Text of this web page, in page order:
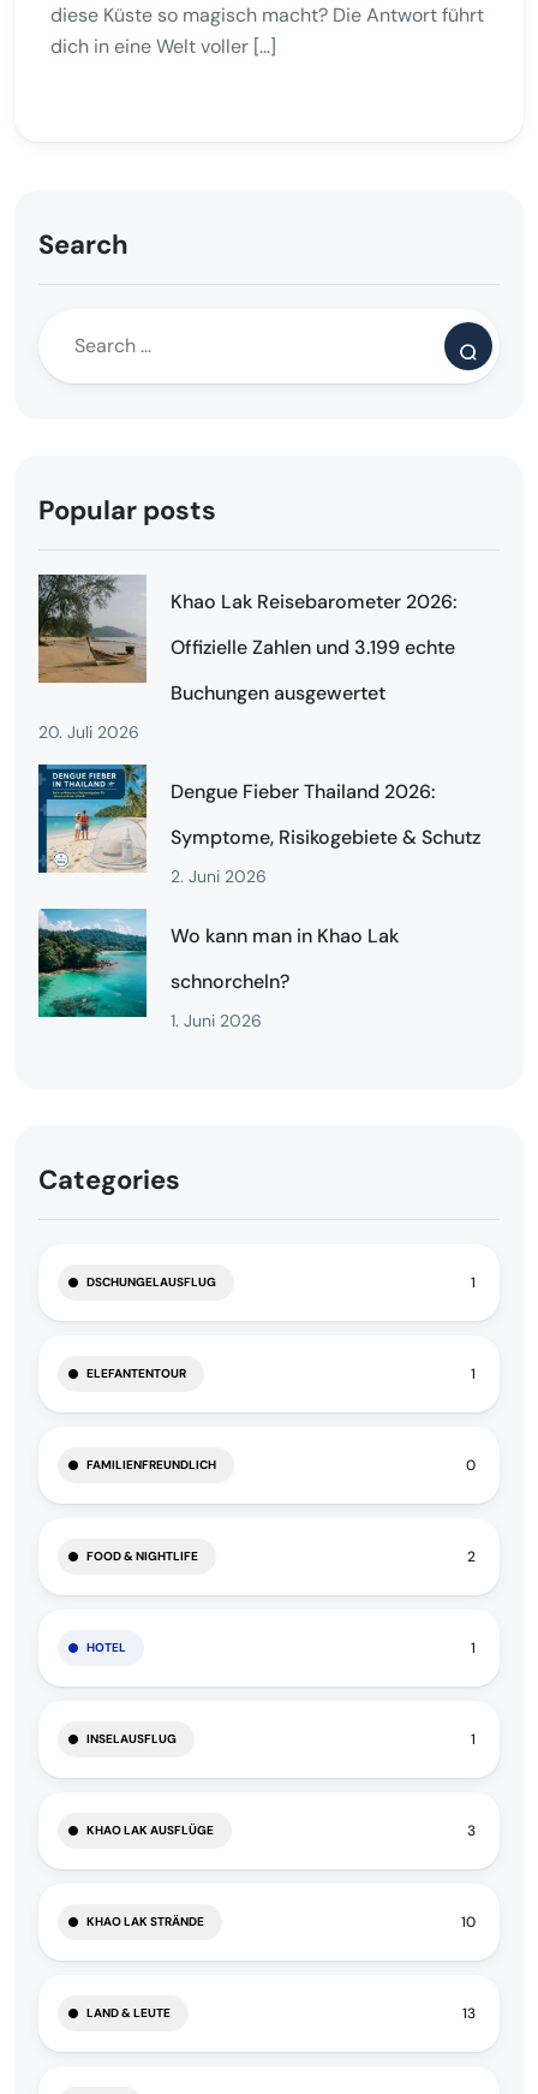
diese Küste so magisch macht? Die Antwort führt
dich in eine Welt voller […]
Search
Popular posts
Khao Lak Reisebarometer 2026:
Offizielle Zahlen und 3.199 echte
Buchungen ausgewertet
20. Juli 2026
Dengue Fieber Thailand 2026:
Symptome, Risikogebiete & Schutz
2. Juni 2026
Wo kann man in Khao Lak
schnorcheln?
1. Juni 2026
Categories
DSCHUNGELAUSFLUG 1
ELEFANTENTOUR 1
FAMILIENFREUNDLICH 0
FOOD & NIGHTLIFE 2
HOTEL 1
INSELAUSFLUG 1
KHAO LAK AUSFLÜGE 3
KHAO LAK STRÄNDE 10
LAND & LEUTE 13